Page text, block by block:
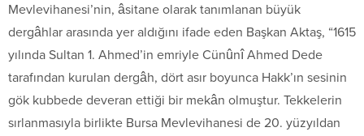
Mevlevihanesi’nin, âsitane olarak tanımlanan büyük
dergâhlar arasında yer aldığını ifade eden Başkan Aktaş, “1615
yılında Sultan 1. Ahmed’in emriyle Cünûnî Ahmed Dede
tarafından kurulan dergâh, dört asır boyunca Hakk’ın sesinin
gök kubbede deveran ettiği bir mekân olmuştur. Tekkelerin
sırlanmasıyla birlikte Bursa Mevlevihanesi de 20. yüzyıldan